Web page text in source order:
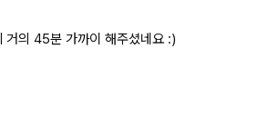
의 45분 가까이 해주셨네요 :)